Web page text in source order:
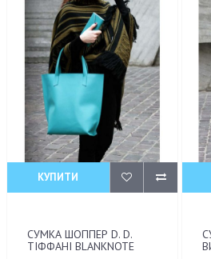
КУПИТИ
СУМКА ШОППЕР D. D.
ТІФФАНІ BLANKNOTE